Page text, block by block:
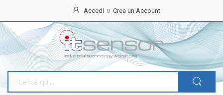
Accedi Crea un Account
OFFERTE
SPECIALI
BEST
SELLER